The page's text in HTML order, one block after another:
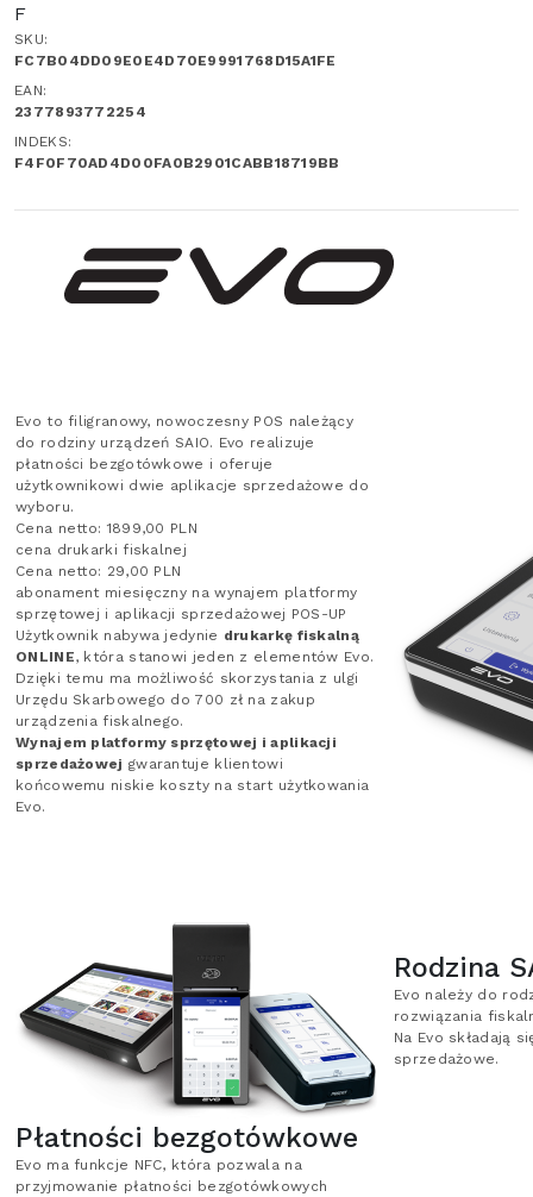
F
SKU:
FC7B04DD09E0E4D70E9991768D15A1FE
EAN:
2377893772254
INDEKS:
F4F0F70AD4D00FA0B2901CABB18719BB
Evo to filigranowy, nowoczesny POS należący
do rodziny urządzeń SAIO. Evo realizuje
płatności bezgotówkowe i oferuje
użytkownikowi dwie aplikacje sprzedażowe do
wyboru.
Cena netto: 1899,00 PLN
cena drukarki fiskalnej
Cena netto: 29,00 PLN
abonament miesięczny na wynajem platformy
sprzętowej i aplikacji sprzedażowej POS-UP
Użytkownik nabywa jedynie drukarkę fiskalną
ONLINE, która stanowi jeden z elementów Evo.
Dzięki temu ma możliwość skorzystania z ulgi
Urzędu Skarbowego do 700 zł na zakup
urządzenia fiskalnego.
Wynajem platformy sprzętowej i aplikacji
sprzedażowej gwarantuje klientowi
końcowemu niskie koszty na start użytkowania
Evo.
Rodzina
Evo należy do
rozwiązania
Na Evo składają
sprzedażowe.
Płatności bezgotówkowe
Evo ma funkcje NFC, która pozwala na
przyjmowanie płatności bezgotówkowych